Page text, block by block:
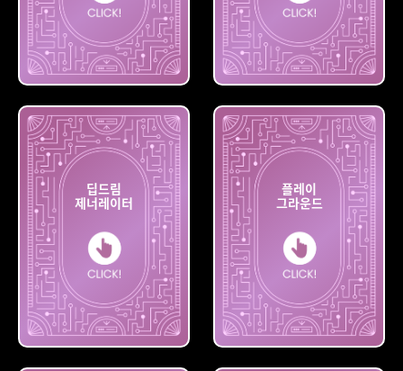
파이어
플라이
노벨AI
딥드림
제너레이터
딥드림
제너레이터
플레이
그라운드
플레이
그라운드